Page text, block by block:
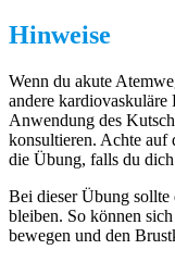
Hinweise
Wenn du akute
andere kardiovaskuläre
Anwendung des
konsultieren. Achte auf
die Übung, falls du
Bei dieser Übung sollte
bleiben. So können
bewegen und den